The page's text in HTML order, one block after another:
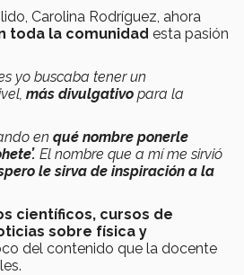
Carolina Rodríguez, ahora
toda la comunidad esta pasión
yo buscaba tener un
más divulgativo para la
en qué nombre ponerle
El nombre que a mí me sirvió
le sirva de inspiración a la
científicos, cursos de
sobre física y
del contenido que la docente